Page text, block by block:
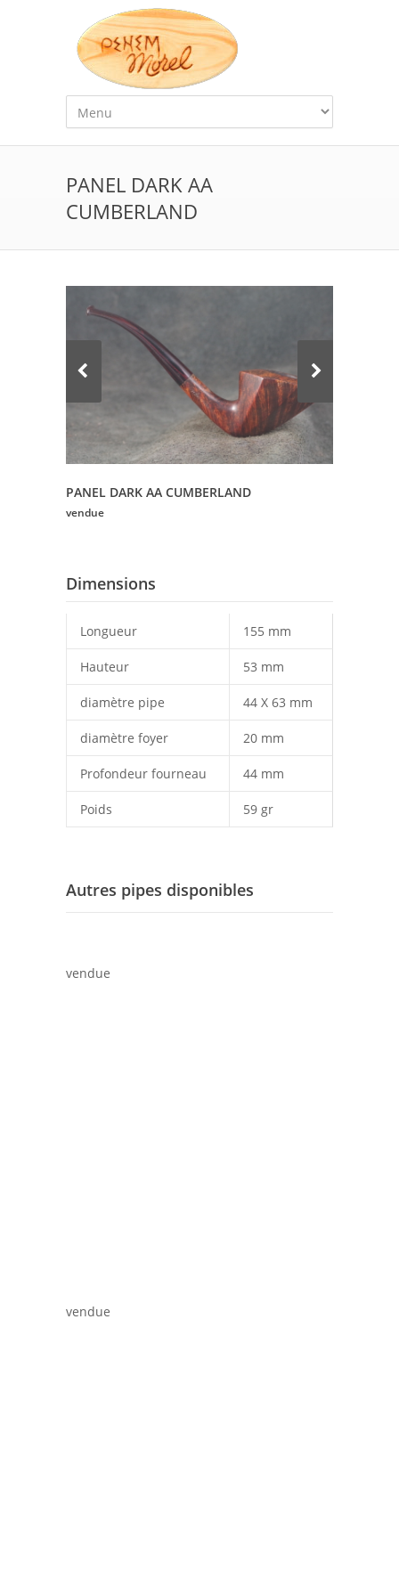
PANEL DARK AA
CUMBERLAND
PANEL DARK AA CUMBERLAND
vendue
Dimensions
Longueur 155 mm
Hauteur 53 mm
diamètre pipe 44 X 63 mm
diamètre foyer 20 mm
Profondeur fourneau 44 mm
Poids 59 gr
Autres pipes disponibles
vendue
vendue